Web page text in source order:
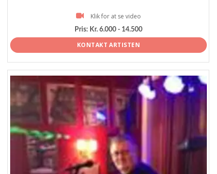
Klik for at se video
Pris: Kr. 6.000 - 14.500
KONTAKT ARTISTEN